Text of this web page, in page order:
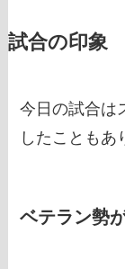
試合の印象
今日の試合は
したこともあ
ベテラン勢